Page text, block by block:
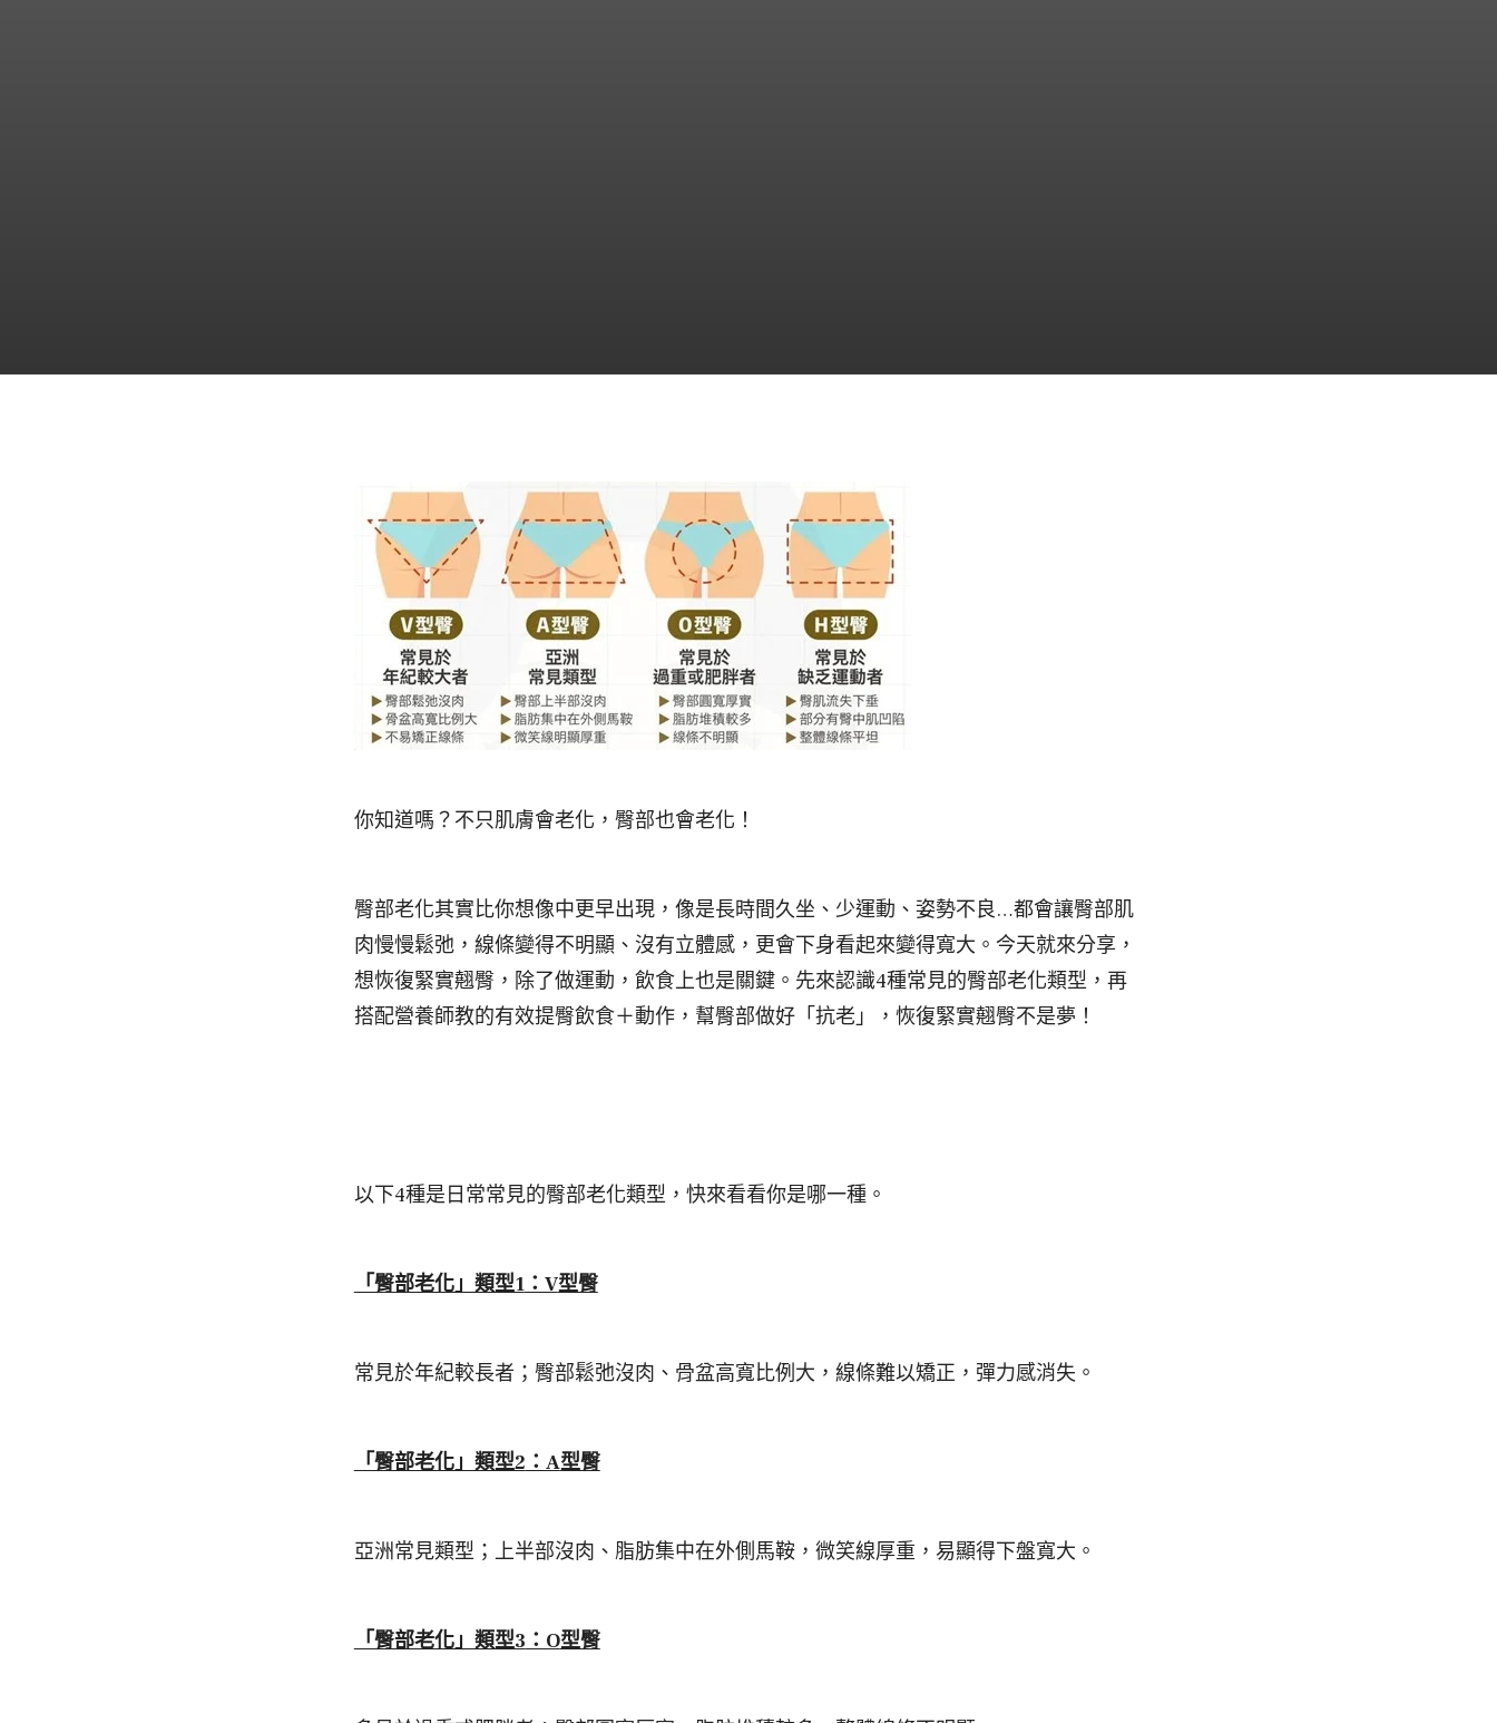
你知道嗎？不只肌膚會老化，臀部也會老化！
臀部老化其實比你想像中更早出現，像是長時間久坐、少運動、姿勢不良…都會讓臀部肌
肉慢慢鬆弛，線條變得不明顯、沒有立體感，更會下身看起來變得寬大。今天就來分享，
想恢復緊實翹臀，除了做運動，飲食上也是關鍵。先來認識4種常見的臀部老化類型，再
搭配營養師教的有效提臀飲食＋動作，幫臀部做好「抗老」，恢復緊實翹臀不是夢！
以下4種是日常常見的臀部老化類型，快來看看你是哪一種。
「臀部老化」類型1：V型臀
常見於年紀較長者；臀部鬆弛沒肉、骨盆高寬比例大，線條難以矯正，彈力感消失。
「臀部老化」類型2 ：A型臀
亞洲常見類型；上半部沒肉、脂肪集中在外側馬鞍，微笑線厚重，易顯得下盤寬大。
「臀部老化」類型3 ：O型臀